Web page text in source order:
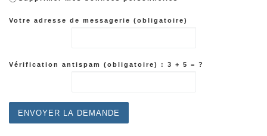
Votre adresse de messagerie (obligatoire)
Vérification antispam (obligatoire) : 3 + 5 = ?